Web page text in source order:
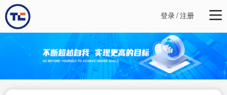
登录/注册